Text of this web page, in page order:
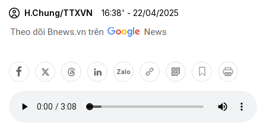
H.Chung/TTXVN 16:38' - 22/04/2025
Zalo